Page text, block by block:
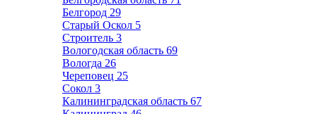
Белгород 29
Старый Оскол 5
Строитель 3
Вологодская область 69
Вологда 26
Череповец 25
Сокол 3
Калининградская область 67